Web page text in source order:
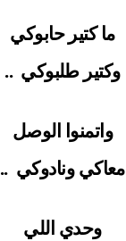
ما كتير حابوكي
وكتير طلبوكي ..
واتمنوا الوصل
معاكي ونادوكي ..
وحدي اللي